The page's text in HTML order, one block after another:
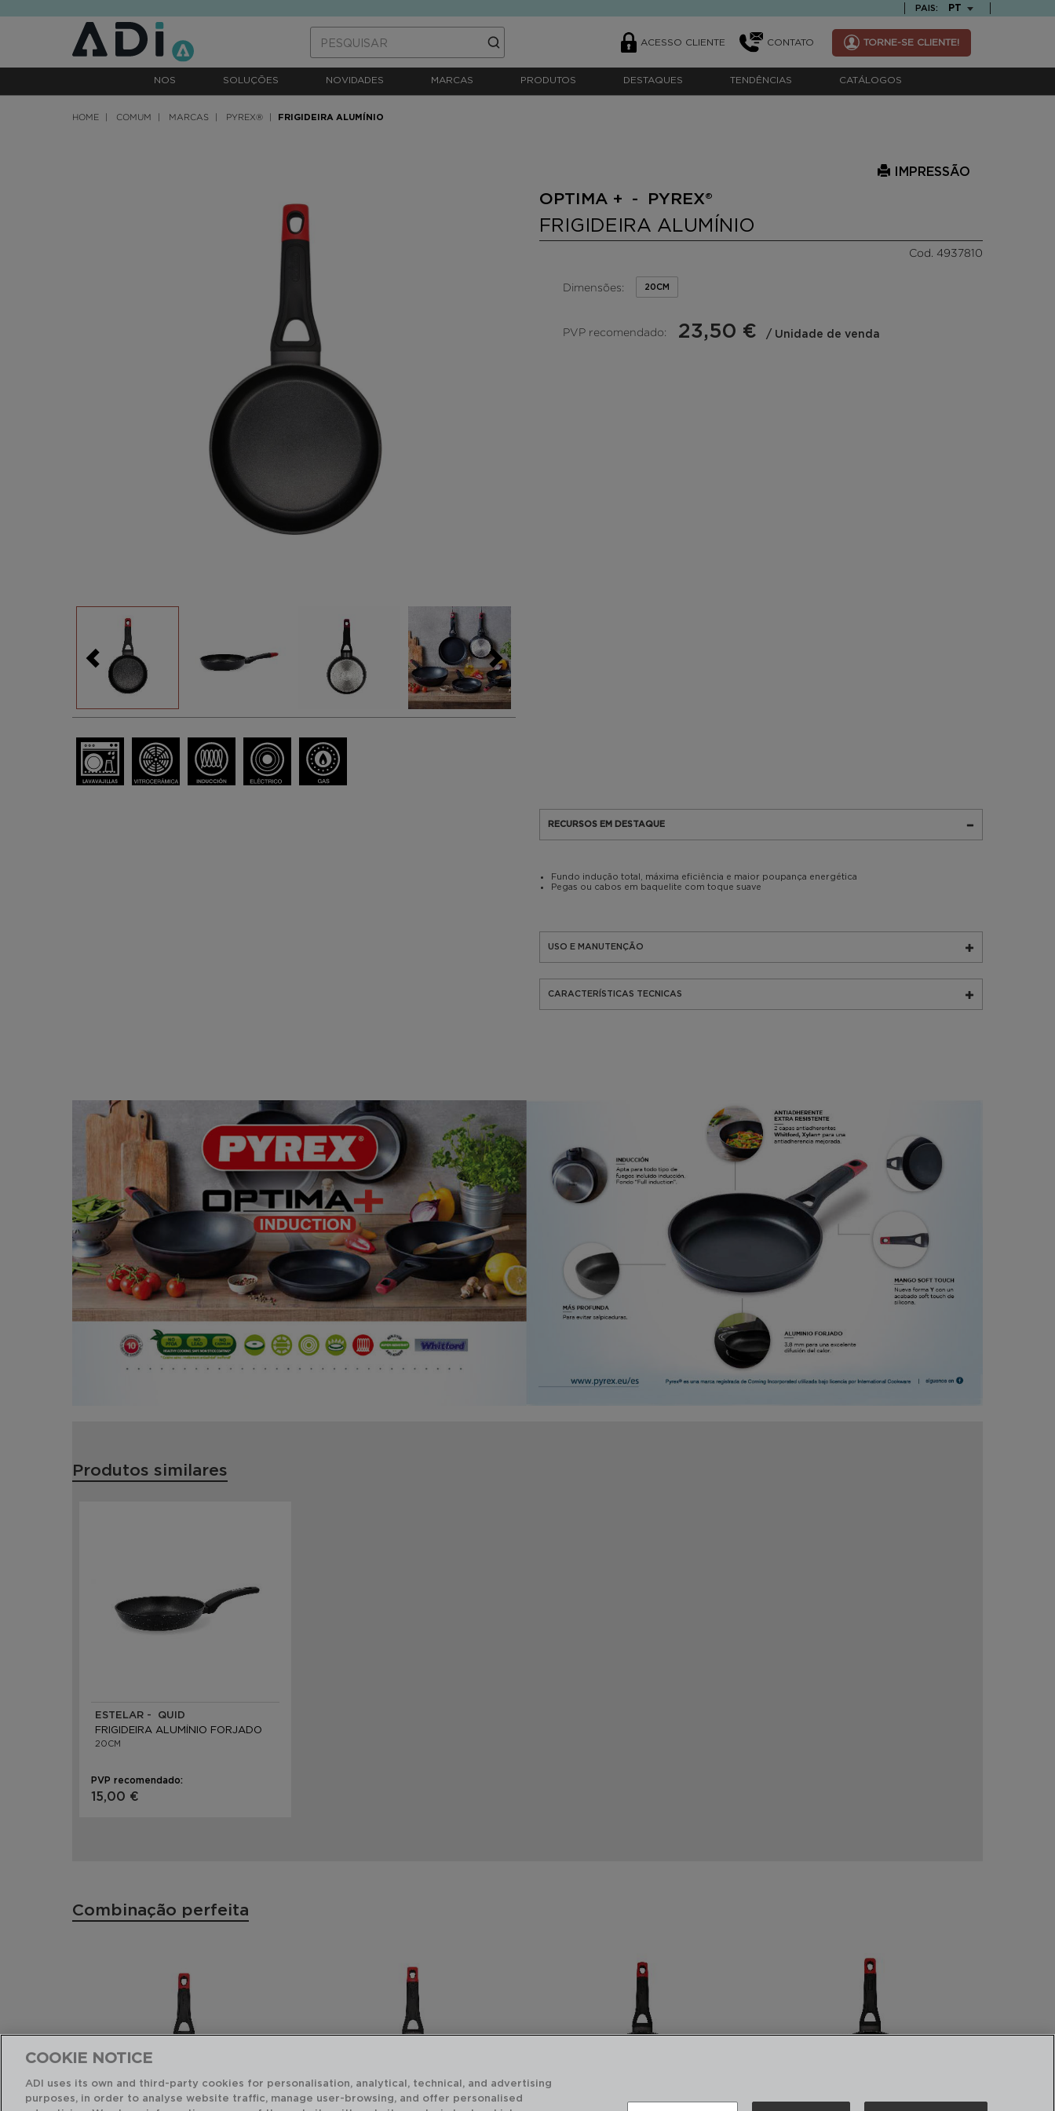
PAIS: TEXT.LANGUAGE
PT
ACESSO CLIENTE CONTATO TORNE-SE CLIENTE!
NOS SOLUÇÕES NOVIDADES MARCAS PRODUTOS DESTAQUES TENDÊNCIAS CATÁLOGOS
HOME COMUM MARCAS PYREX® FRIGIDEIRA ALUMÍNIO
IMPRESSÃO
OPTIMA + - PYREX®
FRIGIDEIRA ALUMÍNIO
Cod. 4937810
Dimensões: 20CM
PVP recomendado: 23,50 € / Unidade de venda
RECURSOS EM DESTAQUE
Fundo indução total, máxima eficiência e maior poupança energética
Pegas ou cabos em baquelite com toque suave
USO E MANUTENÇÃO
CARACTERÍSTICAS TECNICAS
Produtos similares
ESTELAR - QUID
FRIGIDEIRA ALUMÍNIO FORJADO
20CM
PVP recomendado:
15,00 €
Combinação perfeita
COOKIE NOTICE
ADI uses its own and third-party cookies for personalisation, analytical, technical, and advertising
purposes, in order to analyse website traffic, manage user-browsing, and offer personalised